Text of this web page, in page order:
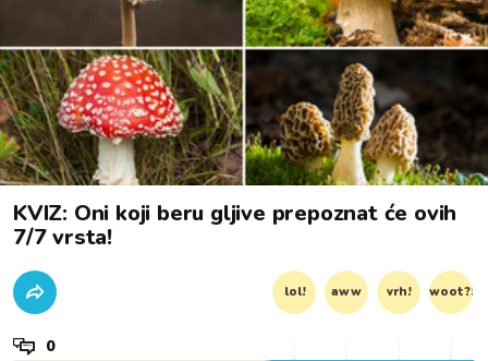
KVIZ: Oni koji beru gljive prepoznat će ovih
7/7 vrsta!
lol! aww vrh! woot?!
0